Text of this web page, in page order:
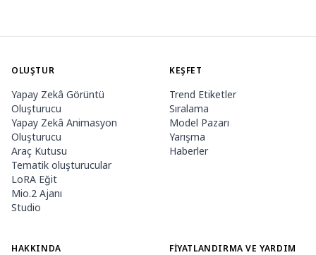
OLUŞTUR
Yapay Zekâ Görüntü
Oluşturucu
Yapay Zekâ Animasyon
Oluşturucu
Araç Kutusu
Tematik oluşturucular
LoRA Eğit
Mio.2 Ajanı
Studio
KEŞFET
Trend Etiketler
Sıralama
Model Pazarı
Yarışma
Haberler
HAKKINDA FIYATLANDIRMA VE YARDIM